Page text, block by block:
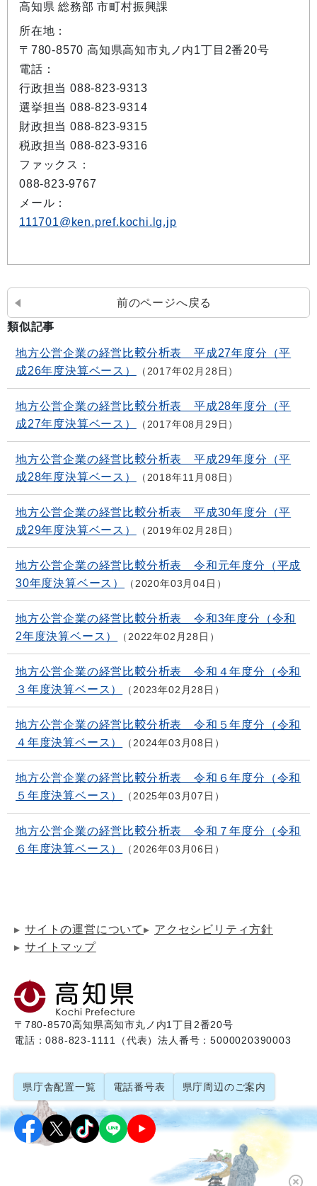
高知県 総務部 市町村振興課
所在地：
〒780-8570 高知県高知市丸ノ内1丁目2番20号
電話：
行政担当 088-823-9313
選挙担当 088-823-9314
財政担当 088-823-9315
税政担当 088-823-9316
ファックス：
088-823-9767
メール：
111701@ken.pref.kochi.lg.jp
前のページへ戻る
類似記事
地方公営企業の経営比較分析表 平成27年度分（平
成26年度決算ベース）
2017年02月28日
地方公営企業の経営比較分析表 平成28年度分（平
成27年度決算ベース）
2017年08月29日
地方公営企業の経営比較分析表 平成29年度分（平
成28年度決算ベース）
2018年11月08日
地方公営企業の経営比較分析表 平成30年度分（平
成29年度決算ベース）
2019年02月28日
地方公営企業の経営比較分析表 令和元年度分（平成
30年度決算ベース）
2020年03月04日
地方公営企業の経営比較分析表 令和3年度分（令和
2年度決算ベース）
2022年02月28日
地方公営企業の経営比較分析表 令和４年度分（令和
３年度決算ベース）
2023年02月28日
地方公営企業の経営比較分析表 令和５年度分（令和
４年度決算ベース）
2024年03月08日
地方公営企業の経営比較分析表 令和６年度分（令和
５年度決算ベース）
2025年03月07日
地方公営企業の経営比較分析表 令和７年度分（令和
６年度決算ベース）
2026年03月06日
サイトの運営について
アクセシビリティ方針
サイトマップ
〒780-8570高知県高知市丸ノ内1丁目2番20号
電話：088-823-1111（代表）法人番号：5000020390003
県庁舎配置一覧 電話番号表 県庁周辺のご案内